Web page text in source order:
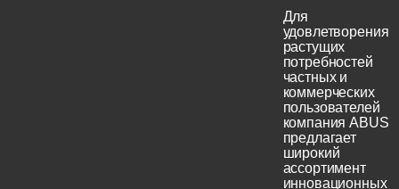
Для
удовлетворения
растущих
потребностей
частных и
коммерческих
пользователей
компания ABUS
предлагает
широкий
ассортимент
инновационных